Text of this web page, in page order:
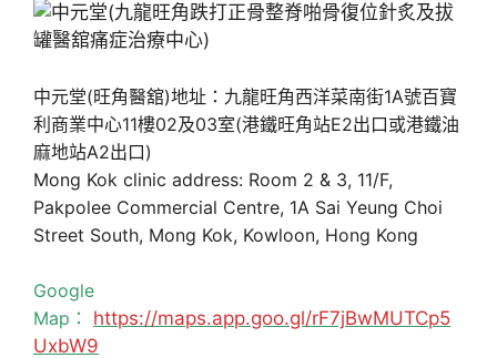
中元堂(旺角醫舘)地址：九龍旺角西洋菜南街1A號百寶
利商業中心11樓02及03室(港鐵旺角站E2出口或港鐵油
麻地站A2出口)
Mong Kok clinic address: Room 2 & 3, 11/F,
Pakpolee Commercial Centre, 1A Sai Yeung Choi
Street South, Mong Kok, Kowloon, Hong Kong
Google
Map： https://maps.app.goo.gl/rF7jBwMUTCp5
UxbW9